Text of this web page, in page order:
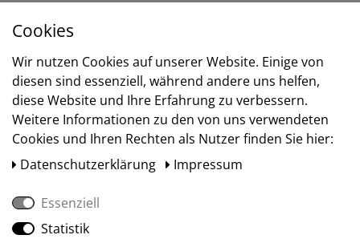
Versand
Cookies
Wir nutzen Cookies auf unserer Website. Einige von
diesen sind essenziell, während andere uns helfen,
diese Website und Ihre Erfahrung zu verbessern.
Weitere Informationen zu den von uns verwendeten
Cookies und Ihren Rechten als Nutzer finden Sie hier:
Daten­schutz­erklärung
Impressum
Essenziell
Statistik